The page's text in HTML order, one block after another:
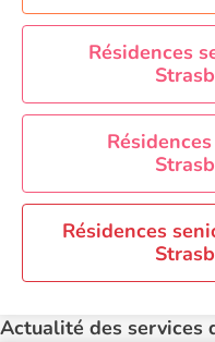
Aide à domicile
Aide à domicile
Aide à domicile
Aide à domicile
Aide à domicile
Recherche par ville
Résidences
Résidences
Actualité des services